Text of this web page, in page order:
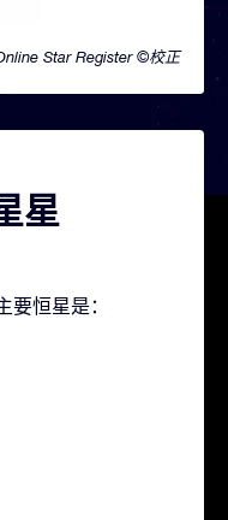
Star Register ©校正
星
恒星是：